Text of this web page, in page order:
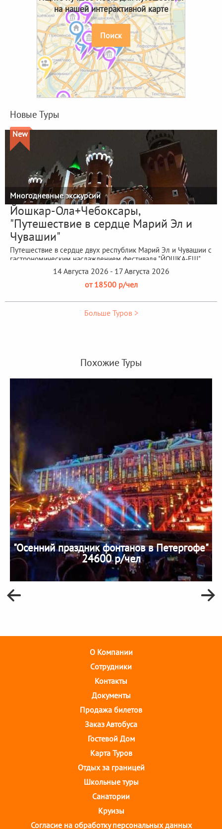
на нашей интерактивной карте
Поиск
Новые Туры
New
Многодневные экскурсии
Йошкар-Ола+Чебоксары,
"Путешествие в сердце Марий Эл и
Чувашии"
Путешествие в сердце двух республик Марий Эл и Чувашии с
гастрономическим наслаждением фестиваля "ЙОШКА-ЕШ"
14 Августа 2026 - 17 Августа 2026
от 18500 р/чел
Больше Туров >
Похожие Туры
"Осенний праздник фонтанов в Петергофе"
24600 р/чел
О Компании
Cотрудники
Контакты
Документы
Продажа билетов
Заказ Автобуса
Гостевой Дом
Карта Туров
Отдых за границей
Школьные туры
Санатории
Круизы
Согласие на обработку персональных данных